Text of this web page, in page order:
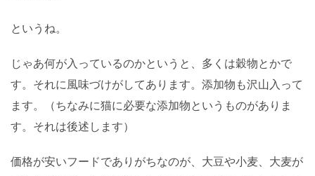
というね。
じゃあ何が入っているのかというと、多くは穀物とかで
す。それに風味づけがしてあります。添加物も沢山入って
ます。（ちなみに猫に必要な添加物というものがありま
す。それは後述します）
価格が安いフードでありがちなのが、大豆や小麦、大麦が